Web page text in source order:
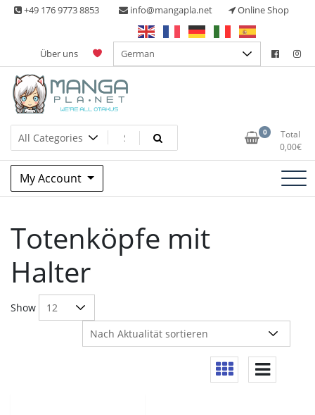
Skip +49 176 9773 8853 info@mangapla.net Online Shop
Über uns
Manga Planet
Split Part Online Shop 0
Total
0,00€
My Account
Totenköpfe mit
Halter
Show